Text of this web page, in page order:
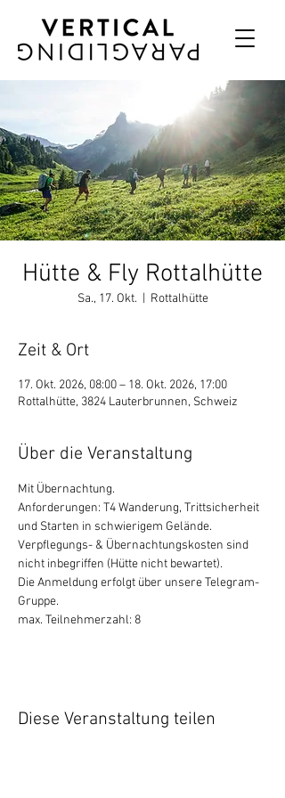
Hütte & Fly Rottalhütte
Sa., 17. Okt. Rottalhütte
Zeit & Ort
17. Okt. 2026, 08:00 – 18. Okt. 2026, 17:00
Rottalhütte, 3824 Lauterbrunnen, Schweiz
Über die Veranstaltung
Mit Übernachtung.
Anforderungen: T4 Wanderung, Trittsicherheit
und Starten in schwierigem Gelände.
Verpflegungs- & Übernachtungskosten sind
nicht inbegriffen (Hütte nicht bewartet).
Die Anmeldung erfolgt über unsere Telegram-
Gruppe.
max. Teilnehmerzahl: 8
Diese Veranstaltung teilen